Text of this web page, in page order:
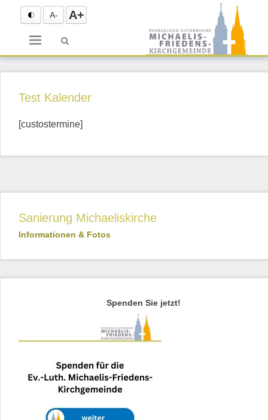
A- A+
Menü
Test Kalender
[custostermine]
Sanierung Michaeliskirche
Informationen & Fotos
Spenden Sie jetzt!